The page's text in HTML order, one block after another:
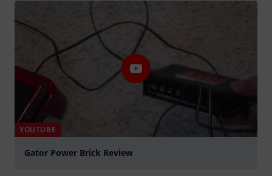
YOUTUBE
Gator Power Brick Review